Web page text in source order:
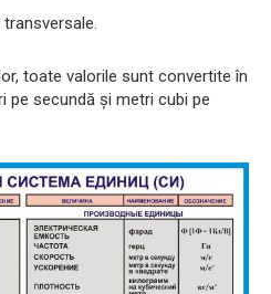
toate valorile sunt convertite în
pe secundă și metri cubi pe